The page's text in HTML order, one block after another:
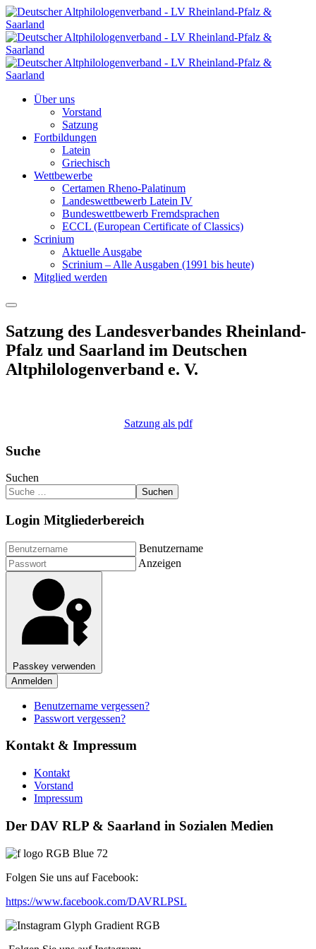
Über uns
Vorstand
Satzung
Fortbildungen
Latein
Griechisch
Wettbewerbe
Certamen Rheno-Palatinum
Landeswettbewerb Latein IV
Bundeswettbewerb Fremdsprachen
ECCL (European Certificate of Classics)
Scrinium
Aktuelle Ausgabe
Scrinium – Alle Ausgaben (1991 bis heute)
Mitglied werden
Satzung des Landesverbandes Rheinland-
Pfalz und Saarland im Deutschen
Altphilologenverband e. V.
Satzung als pdf
Suche
Suchen
Suchen
Login Mitgliederbereich
Benutzername
Anzeigen
Passkey verwenden
Anmelden
Benutzername vergessen?
Passwort vergessen?
Kontakt & Impressum
Kontakt
Vorstand
Impressum
Der DAV RLP & Saarland in Sozialen Medien
Folgen Sie uns auf Facebook:
https://www.facebook.com/DAVRLPSL